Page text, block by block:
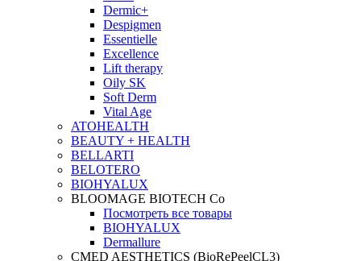
Dermic+
Despigmen
Essentielle
Excellence
Lift therapy
Oily SK
Soft Derm
Vital Age
ATOHEALTH
BEAUTY + HEALTH
BELLARTI
BELOTERO
BIOHYALUX
BLOOMAGE BIOTECH Co
Посмотреть все товары
BIOHYALUX
Dermallure
CMED AESTHETICS (BioRePeelCL3)